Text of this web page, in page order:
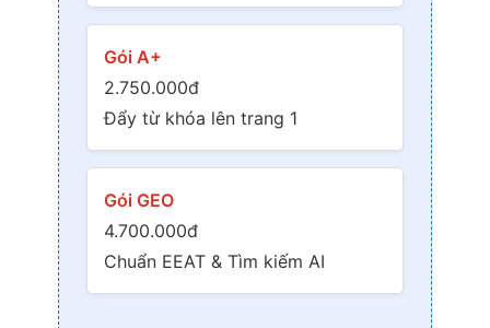
Gói A+
2.750.000đ
Đẩy từ khóa lên trang 1
Gói GEO
4.700.000đ
Chuẩn EEAT & Tìm kiếm AI